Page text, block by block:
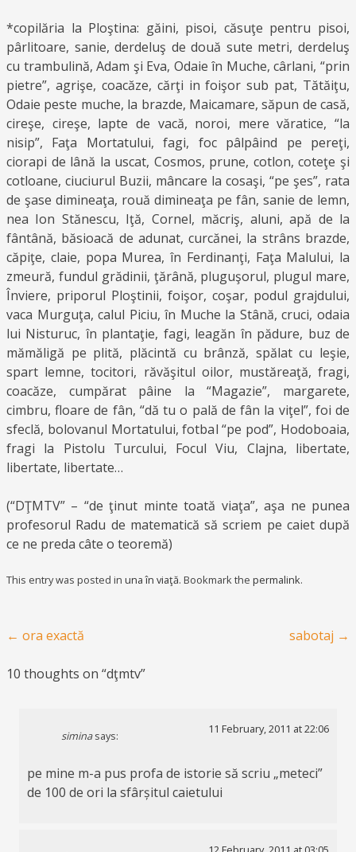
*copilăria la Ploştina: găini, pisoi, căsuţe pentru pisoi,
pârlitoare, sanie, derdeluş de două sute metri, derdeluş
cu trambulină, Adam şi Eva, Odaie în Muche, cârlani, “prin
pietre”, agrişe, coacăze, cărţi in foişor sub pat, Tătăiţu,
Odaie peste muche, la brazde, Maicamare, săpun de casă,
cireşe, cireşe, lapte de vacă, noroi, mere văratice, “la
nisip”, Faţa Mortatului, fagi, foc pâlpâind pe pereţi,
ciorapi de lână la uscat, Cosmos, prune, cotlon, coteţe şi
cotloane, ciuciurul Buzii, mâncare la cosaşi, “pe şes”, rata
de şase dimineaţa, rouă dimineaţa pe fân, sanie de lemn,
nea Ion Stănescu, Iţă, Cornel, măcriş, aluni, apă de la
fântână, băsioacă de adunat, curcănei, la strâns brazde,
căpiţe, claie, popa Murea, în Ferdinanţi, Faţa Malului, la
zmeură, fundul grădinii, ţărână, pluguşorul, plugul mare,
Înviere, priporul Ploştinii, foişor, coşar, podul grajdului,
vaca Murguţa, calul Piciu, în Muche la Stână, cruci, odaia
lui Nisturuc, în plantaţie, fagi, leagăn în pădure, buz de
mămăligă pe plită, plăcintă cu brânză, spălat cu leşie,
spart lemne, tocitori, răvăşitul oilor, mustăreaţă, fragi,
coacăze, cumpărat pâine la “Magazie”, margarete,
cimbru, floare de fân, “dă tu o pală de fân la viţel”, foi de
sfeclă, bolovanul Mortatului, fotbal “pe pod”, Hodoboaia,
fragi la Pistolu Turcului, Focul Viu, Clajna, libertate,
libertate, libertate…
(“DŢMTV” – “de ţinut minte toată viaţa”, aşa ne punea
profesorul Radu de matematică să scriem pe caiet după
ce ne preda câte o teoremă)
This entry was posted in una în viaţă. Bookmark the permalink.
Post navigation
← ora exactă sabotaj →
10 thoughts on “dţmtv”
simina says:
11 February, 2011 at 22:06
pe mine m-a pus profa de istorie să scriu „meteci”
de 100 de ori la sfârșitul caietului